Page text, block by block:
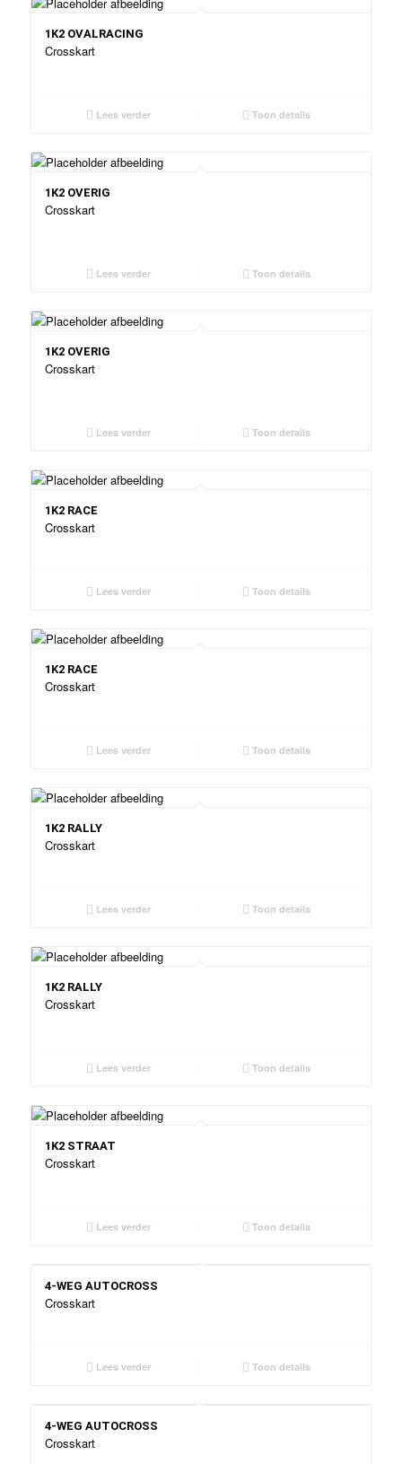
1K2 OVALRACING
Crosskart
Lees verder Toon details
1K2 OVERIG
Crosskart
Lees verder Toon details
1K2 OVERIG
Crosskart
Lees verder Toon details
1K2 RACE
Crosskart
Lees verder Toon details
1K2 RACE
Crosskart
Lees verder Toon details
1K2 RALLY
Crosskart
Lees verder Toon details
1K2 RALLY
Crosskart
Lees verder Toon details
1K2 STRAAT
Crosskart
Lees verder Toon details
4-WEG AUTOCROSS
Crosskart
Lees verder Toon details
4-WEG AUTOCROSS
Crosskart